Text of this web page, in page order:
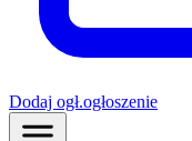
Dodaj ogł.ogłoszenie